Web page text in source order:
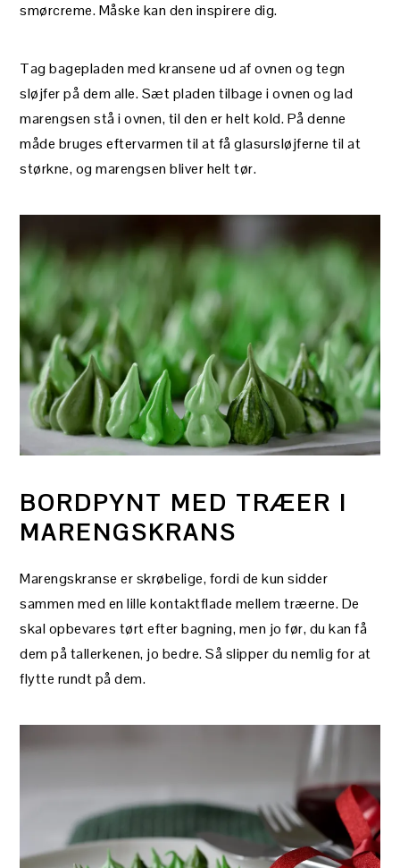
smørcreme. Måske kan den inspirere dig.
Tag bagepladen med kransene ud af ovnen og tegn
sløjfer på dem alle. Sæt pladen tilbage i ovnen og lad
marengsen stå i ovnen, til den er helt kold. På denne
måde bruges eftervarmen til at få glasursløjferne til at
størkne, og marengsen bliver helt tør.
BORDPYNT MED TRÆER I
MARENGSKRANS
Marengskranse er skrøbelige, fordi de kun sidder
sammen med en lille kontaktflade mellem træerne. De
skal opbevares tørt efter bagning, men jo før, du kan få
dem på tallerkenen, jo bedre. Så slipper du nemlig for at
flytte rundt på dem.